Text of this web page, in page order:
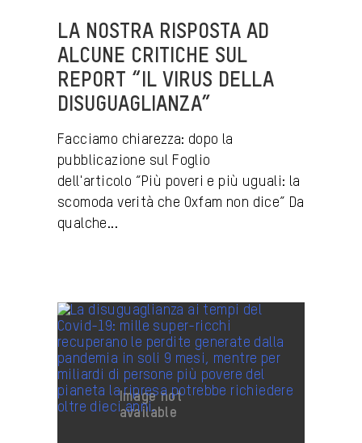
LA NOSTRA RISPOSTA AD
ALCUNE CRITICHE SUL
REPORT “IL VIRUS DELLA
DISUGUAGLIANZA”
Facciamo chiarezza: dopo la
pubblicazione sul Foglio
dell'articolo “Più poveri e più uguali: la
scomoda verità che Oxfam non dice” Da
qualche...